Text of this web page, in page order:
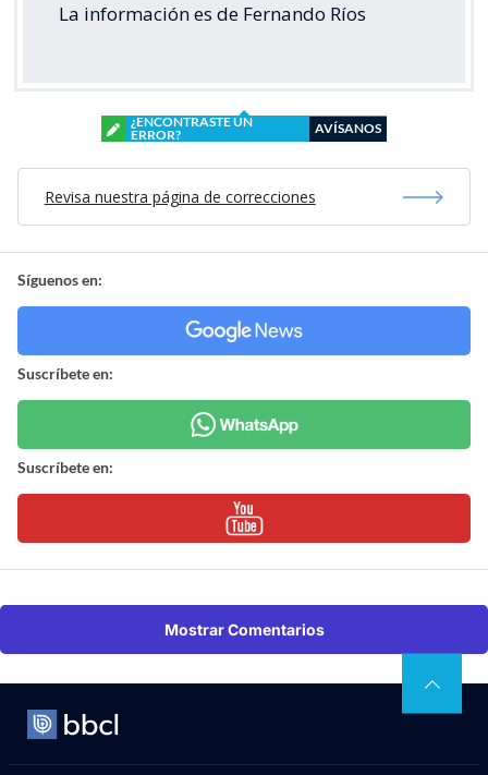
La información es de Fernando Ríos
¿ENCONTRASTE UN
ERROR?
AVÍSANOS
Revisa nuestra página de correcciones
Síguenos en:
Suscríbete en:
Suscríbete en:
Mostrar Comentarios